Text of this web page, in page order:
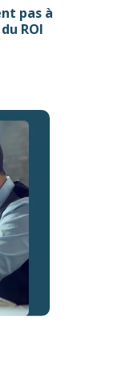
pas à
ROI